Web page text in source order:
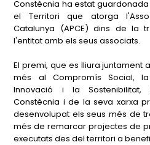
Constècnia ha estat
el Territori que atorga
Catalunya (APCE) dins de la
l'entitat amb els seus associats.
El premi, que es lliura juntament
més al Compromís Social,
Innovació i la Sostenibilitat,
Constècnia i de la seva xarxa
desenvolupat els seus més de
més de remarcar projectes de
executats des del territori a